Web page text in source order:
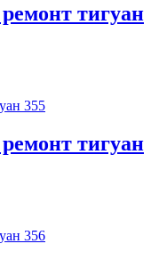
тигуан
тигуан